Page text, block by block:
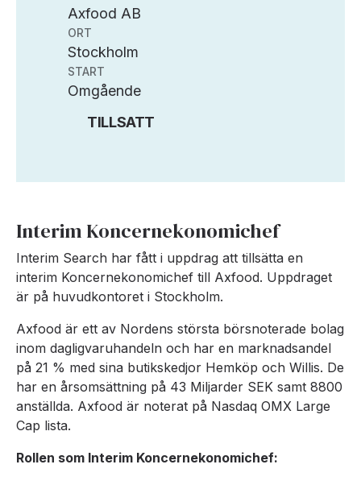
Axfood AB
ORT
Stockholm
START
Omgående
TILLSATT
Interim Koncernekonomichef
Interim Search har fått i uppdrag att tillsätta en
interim Koncernekonomichef till Axfood. Uppdraget
är på huvudkontoret i Stockholm.
Axfood är ett av Nordens största börsnoterade bolag
inom dagligvaruhandeln och har en marknadsandel
på 21 % med sina butikskedjor Hemköp och Willis. De
har en årsomsättning på 43 Miljarder SEK samt 8800
anställda. Axfood är noterat på Nasdaq OMX Large
Cap lista.
Rollen som Interim Koncernekonomichef: